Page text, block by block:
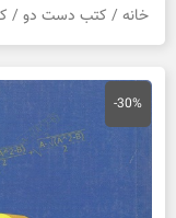
خانه / کتب دست دو /
-30%